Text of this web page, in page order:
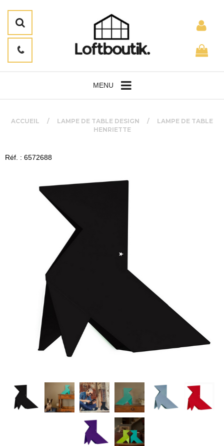
MENU
ACCUEIL LAMPE DE TABLE DESIGN
LAMPE DE TABLE
HENRIETTE
Réf. : 6572688